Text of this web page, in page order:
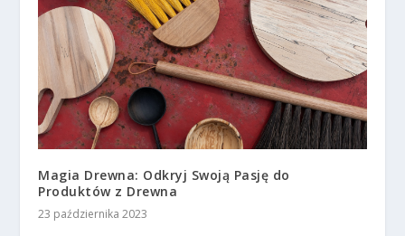
Magia Drewna: Odkryj Swoją Pasję do
Produktów z Drewna
23 października 2023